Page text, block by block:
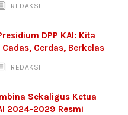
REDAKSI
DPP KAI: Kita
Cerdas, Berkelas
REDAKSI
Sekaligus Ketua
2024-2029 Resmi